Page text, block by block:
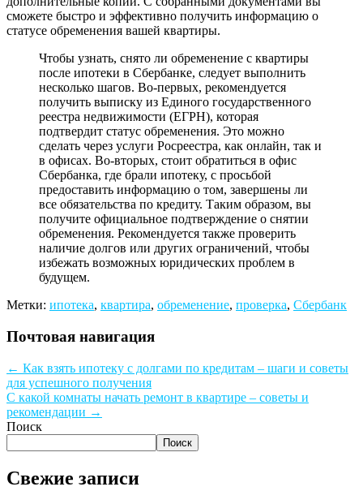
сможете быстро и эффективно получить информацию о
статусе обременения вашей квартиры.
Чтобы узнать, снято ли обременение с квартиры
после ипотеки в Сбербанке, следует выполнить
несколько шагов. Во-первых, рекомендуется
получить выписку из Единого государственного
реестра недвижимости (ЕГРН), которая
подтвердит статус обременения. Это можно
сделать через услуги Росреестра, как онлайн, так и
в офисах. Во-вторых, стоит обратиться в офис
Сбербанка, где брали ипотеку, с просьбой
предоставить информацию о том, завершены ли
все обязательства по кредиту. Таким образом, вы
получите официальное подтверждение о снятии
обременения. Рекомендуется также проверить
наличие долгов или других ограничений, чтобы
избежать возможных юридических проблем в
будущем.
Метки: ипотека, квартира, обременение, проверка, Сбербанк
Почтовая навигация
← Как взять ипотеку с долгами по кредитам – шаги и советы
для успешного получения
С какой комнаты начать ремонт в квартире – советы и
рекомендации →
Поиск
Поиск
Свежие записи